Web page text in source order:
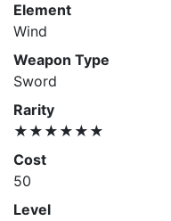
Element
Wind
Weapon Type
Sword
Rarity
★★★★★★
Cost
50
Level